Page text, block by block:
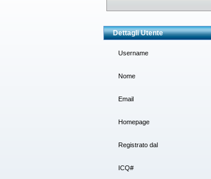
Dettagli Utente
Username
Nome
Email
Homepage
Registrato dal
ICQ#